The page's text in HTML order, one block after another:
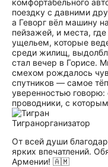
комфортабельного
поездку с давними
а Геворг вёл машину
пейзажей, и места,
ущельем, которые
среди жилищ,
стал вечер в Горисе.
смехом рождалось
спутников — самое
уверенностью
проводники, с
Тигранорганизатор
От всей души
ярких впечатлений.
Армении! 🇦🇲